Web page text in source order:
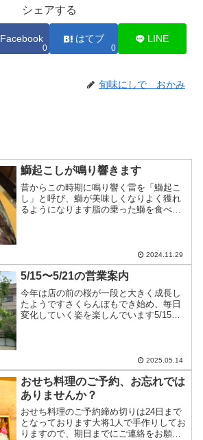
シェアする
Facebook
0
はてブ
0
LINE
旬味にしで おかみ
鰤起こしが鳴り響きます
昔からこの時期に鳴り響く雷を「鰤起こ
し」と呼び、鰤が美味しくなりよく獲れ
るようになります脂の乗った鰤を食べに
2024.11.29
5/15〜5/21の営業案内
今年は店の前の桜が一段と大きく成長し
たようですさくらんぼもでき始め、毎日
変化していく姿を楽しんでいます5/15〜
2025.05.14
おせち料理のご予約、お忘れでは
ありませんか？
おせち料理のご予約締め切りは24日まで
となっております大将1人で手作りしてお
りますので、期日までにご連絡をお願い